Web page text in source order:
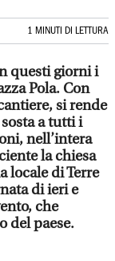
1 MINUTI DI LETTURA
questi giorni i
Pola. Con
si rende
a tutti i
nell’intera
la chiesa
locale di Terre
di ieri e
che
del paese.